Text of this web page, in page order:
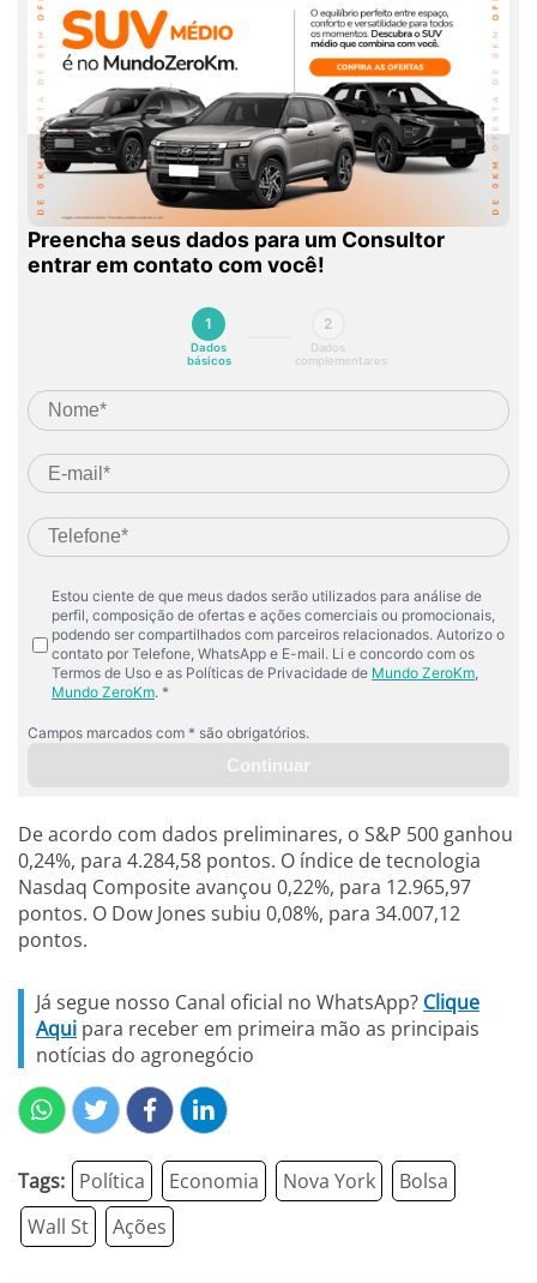
De acordo com dados preliminares, o S&P 500 ganhou
0,24%, para 4.284,58 pontos. O índice de tecnologia
Nasdaq Composite avançou 0,22%, para 12.965,97
pontos. O Dow Jones subiu 0,08%, para 34.007,12
pontos.
Já segue nosso Canal oficial no WhatsApp? Clique
Aqui para receber em primeira mão as principais
notícias do agronegócio
Tags: Política Economia Nova York
Bolsa
Wall St
Ações